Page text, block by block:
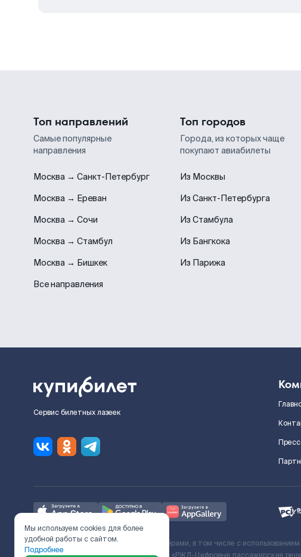
Топ направлений
Самые популярные
направления
Москва → Санкт-Петербург
Москва → Ереван
Москва → Сочи
Москва → Стамбул
Москва → Бишкек
Все направления
Топ городов
Города, из которых чаще
покупают авиабилеты
Из Москвы
Из Санкт-Петербурга
Из Стамбула
Из Бангкока
Из Парижа
Сервис билетных лазеек
Ж/Д билеты предоставляются партнёрами, в том числе с
Мы используем cookies для более
удобной работы с сайтом.
Подробнее